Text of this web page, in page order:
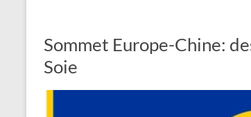
Sommet Europe-Chine:
Soie